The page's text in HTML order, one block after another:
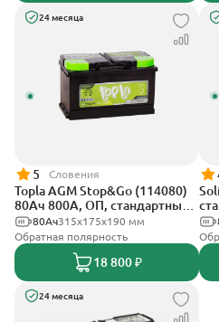
24 месяца
5 Словения
Topla AGM Stop&Go (114080)
80Ач 800А, ОП, стандартные
клеммы315x175x190 мм
80Ач
Обратная полярность
18 800 ₽
24 месяца